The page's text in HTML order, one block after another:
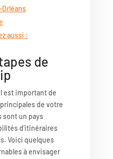
aussi :
de
est important de
de votre
sont un pays
d’itinéraires
Voici quelques
à envisager